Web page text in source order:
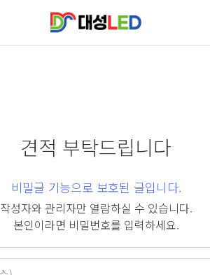
견적 부탁드립니다
비밀글 기능으로 보호된 글입니다.
작성자와 관리자만 열람하실 수 있습니다.
본인이라면 비밀번호를 입력하세요.